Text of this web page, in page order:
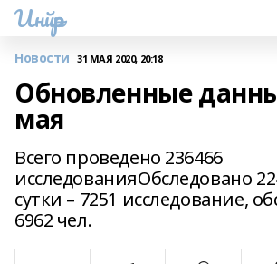
Инйәр
Новости 31 МАЯ 2020, 20:18
Обновленные
мая
Всего проведено 236466
исследованияОбследовано
сутки – 7251 исследование,
6962 чел.